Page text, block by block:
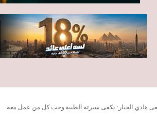
هادي الجيار: يكفى سيرته الطيبة وحب كل من عمل معه